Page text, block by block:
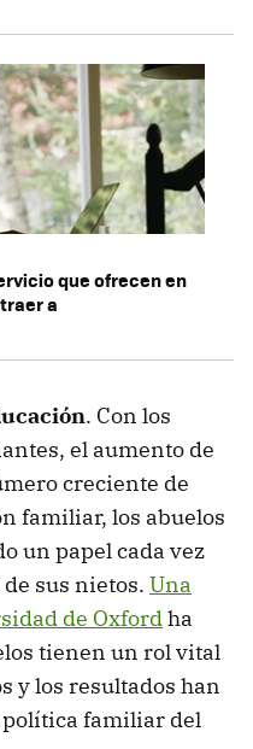
que ofrecen en
a
. Con los
el aumento de
creciente de
familiar, los abuelos
un papel cada vez
sus nietos. Una
de Oxfordha
tienen un rol vital
y los resultados han
política familiar del